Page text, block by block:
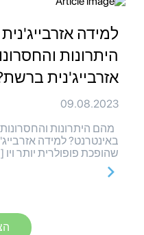
למידה
היתרונות
אזרבייג'נית
09.08.2023
מהם היתרונות
באינטרנט? למידה
שהופכת פופולרית יותר ויו